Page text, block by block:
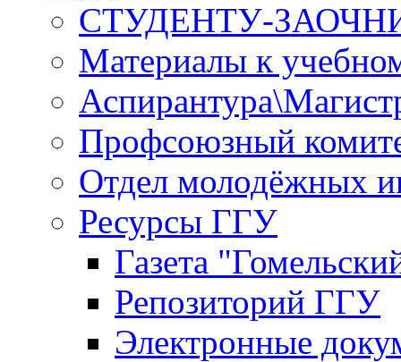
СТУДЕНТУ-
Материалы к
Профсоюзный
Отдел молодёжных
Ресурсы ГГУ
Газета
Репозиторий ГГУ
Электронные